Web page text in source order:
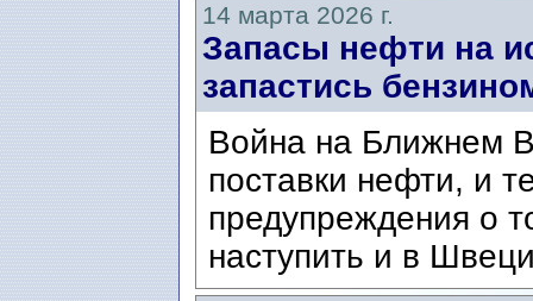
14 марта 2026 г.
Запасы нефти на
запастись
Война на Ближнем
поставки нефти, и
предупреждения о
наступить и в